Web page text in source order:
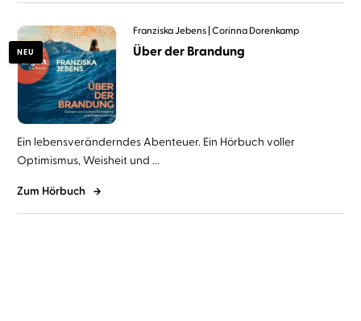
NEU
Franziska Jebens Corinna Dorenkamp
Über der Brandung
Ein lebensveränderndes Abenteuer. Ein Hörbuch voller
Optimismus, Weisheit und ...
Zum Hörbuch